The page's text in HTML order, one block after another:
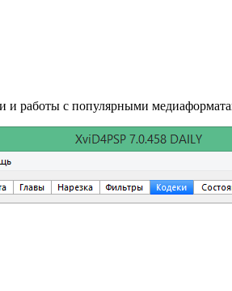
и работы с популярными